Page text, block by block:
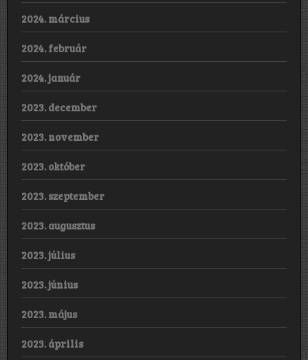
2024. március
2024. február
2024. január
2023. december
2023. november
2023. október
2023. szeptember
2023. augusztus
2023. július
2023. június
2023. május
2023. április